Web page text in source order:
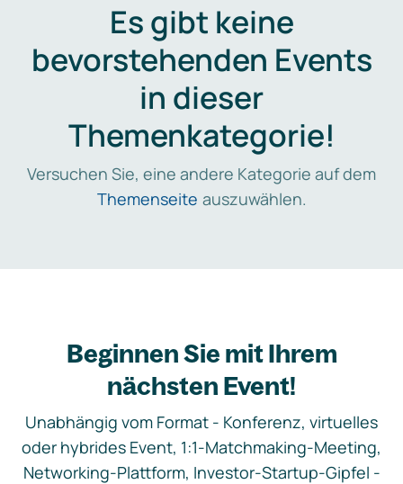
Es gibt keine
bevorstehenden Events
in dieser
Themenkategorie!
Versuchen Sie, eine andere Kategorie auf dem
Themenseite auszuwählen.
Beginnen Sie mit Ihrem
nächsten Event!
Unabhängig vom Format - Konferenz, virtuelles
oder hybrides Event, 1:1-Matchmaking-Meeting,
Networking-Plattform, Investor-Startup-Gipfel -